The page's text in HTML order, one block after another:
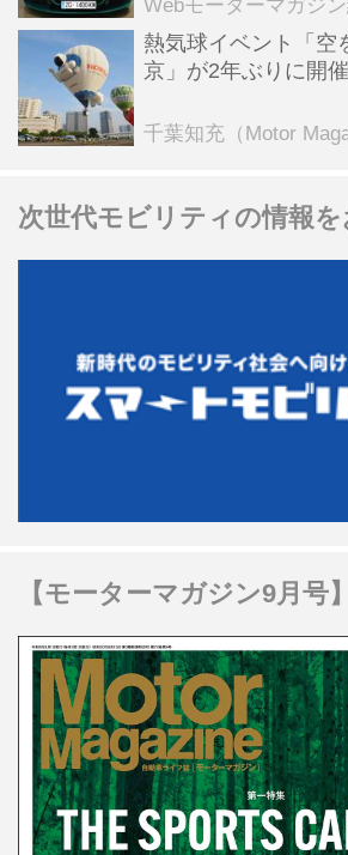
Webモーターマガジ
熱気球イベント「空
京」が2年ぶりに開
ンテンツも
千葉知充（Motor
次世代モビリティの情報
【モーターマガジン9月号